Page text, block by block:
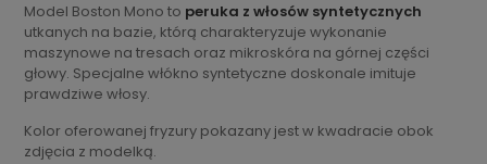
Model Boston Mono to peruka z włosów syntetycznych
utkanych na bazie, którą charakteryzuje wykonanie
maszynowe na tresach oraz mikroskóra na górnej części
głowy. Specjalne włókno syntetyczne doskonale imituje
prawdziwe włosy.
Kolor oferowanej fryzury pokazany jest w kwadracie obok
zdjęcia z modelką.